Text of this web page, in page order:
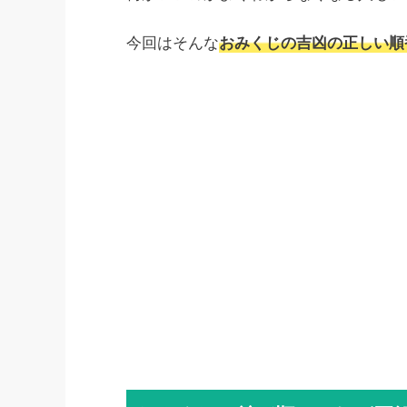
今回はそんなおみくじの吉凶の正しい